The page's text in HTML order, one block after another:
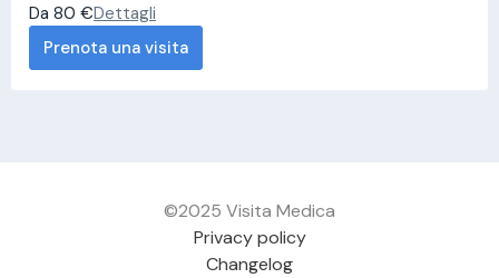
Da 80 €Dettagli
Prenota una visita
©2025 Visita Medica
Privacy policy
Changelog